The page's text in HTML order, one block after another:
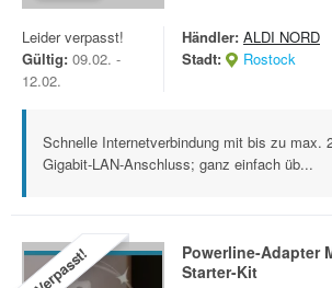
Leider verpasst!
Gültig: 09.02. -
12.02.
Händler: ALDI NORD
Stadt:
Rostock
Schnelle Internetverbindung mit bis zu max.
Gigabit-LAN-Anschluss; ganz einfach üb...
Verpasst!
Powerline-Adapter
Starter-Kit